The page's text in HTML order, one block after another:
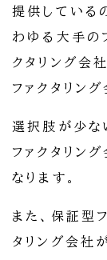
提供している
わゆる大手の
クタリング会
ファクタリン
選択肢が少な
ファクタリン
なります。
また、保証型
タリング会社